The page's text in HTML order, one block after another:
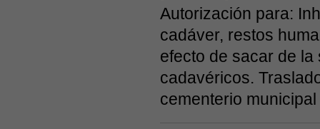
Autorización para:
cadáver, restos
efecto de sacar de
cadavéricos.
cementerio